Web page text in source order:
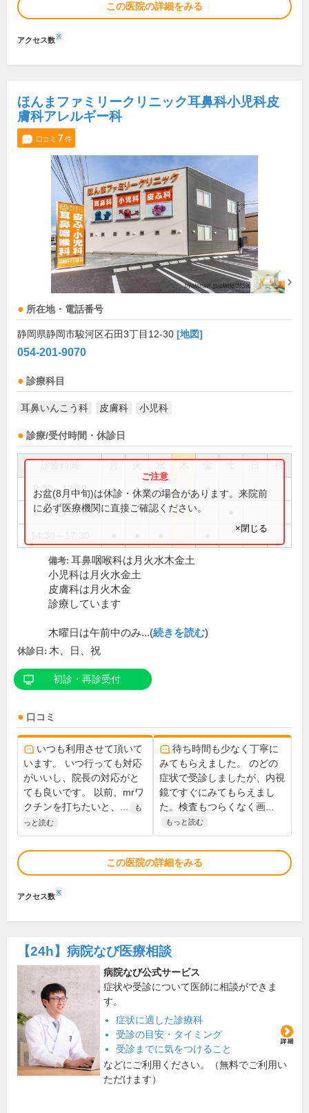
この医院の詳細をみる
アクセス数※
ほんまファミリークリニック耳鼻科小児科皮
膚科アレルギー科
口コミ 7件
所在地・電話番号
静岡県静岡市駿河区石田3丁目12-30 [地図]
054-201-9070
診療科目
耳鼻いんこう科 皮膚科 小児科
診療/受付時間・休診日
祝
9:30～12:30 ● ● ● ●
9:30～13:00
お盆(8月中旬)は休診・休業の場合があります。来院前
に必ず医療機関に直接ご確認ください。
×閉じる
備考: 耳鼻咽喉科は月火水木金土
小児科は月火水金土
皮膚科は月火木金
診療しています
木曜日は午前中のみ...(続きを読む)
休診日: 木、日、祝
初診・再診受付
口コミ
いつも利用させて頂いて
います。 いつ行っても対応
がいいし、院長の対応がと
ても良いです。 以前、mrワ
クチンを打ちたいと、...
も
っと読む
待ち時間も少なく丁寧に
みてもらえました。 のどの
症状で受診しましたが、内視
鏡ですぐにみてもらえまし
た。検査もつらくなく画...
もっと読む
この医院の詳細をみる
アクセス数※
【24h】 病院なび医療相談
病院なび公式サービス
症状や受診について医師に相談ができま
す。
症状に適した診療科
受診の目安・タイミング
受診までに気をつけること
などにご利用ください。（無料でご利用い
ただけます）